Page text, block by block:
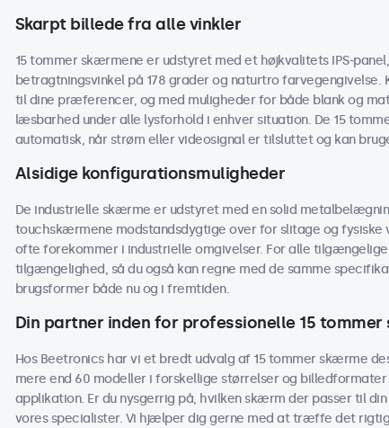
Skarpt billede fra alle vinkler
15 tommer skærmene er udstyret med et højkvalitets IPS-
betragtningsvinkel på 178 grader og naturtro
til dine præferencer, og med muligheder for både blank og
læsbarhed under alle lysforhold i enhver situation. De 15
automatisk, når strøm eller videosignal er tilsluttet og kan
Alsidige konfigurationsmuligheder
De industrielle skærme er udstyret med en solid
touchskærmene modstandsdygtige over for slitage og fysiske
ofte forekommer i industrielle omgivelser. For alle
tilgængelighed, så du også kan regne med de samme
brugsformer både nu og i fremtiden.
Din partner inden for professionelle 15
Hos Beetronics har vi et bredt udvalg af 15 tommer skærme
mere end 60 modeller i forskellige størrelser og
applikation. Er du nysgerrig på, hvilken skærm der passer til
vores specialister. Vi hjælper dig gerne med at træffe det